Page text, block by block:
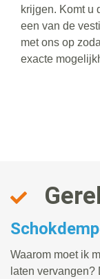
krijgen. Komt u
een van de
met ons op
exacte
Waarom moet ik
laten